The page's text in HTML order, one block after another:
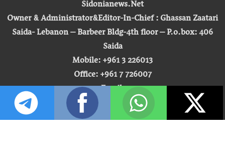
Sidonianews.Net
Owner & Administrator&Editor-In-Chief : Ghassan Zaatari
Saida- Lebanon – Barbeer Bldg-4th floor – P.o.box: 406
Saida
Mobile: +961 3 226013
Office: +961 7 726007
zaatari.ghassan@gmail.com
zaataripress@yahoo.com